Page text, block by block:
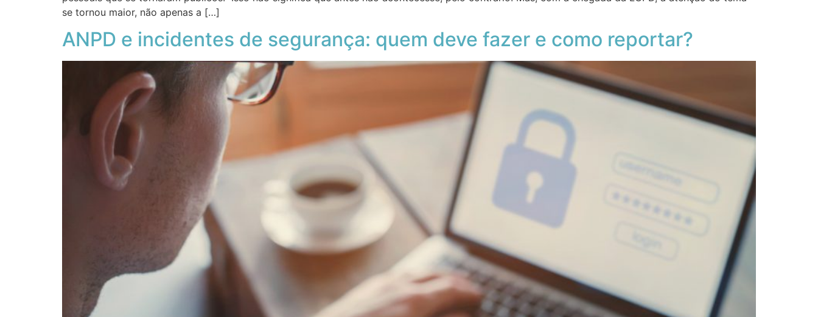
se tornou maior, não apenas a […]
ANPD e incidentes de segurança: quem deve fazer e como reportar?